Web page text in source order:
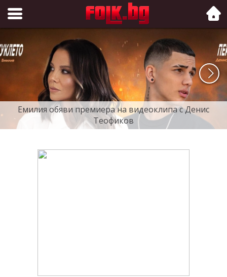
Folk.bg
Емилия обяви премиера на видеоклипа с Денис
Теофиков